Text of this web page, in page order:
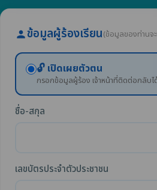
personข้อมูลผู้ร้องเรียน(ข้อมูลของท่านจ
🔓 เปิดเผยตัวตน
กรอกข้อมูลผู้ร้อง เจ้าหน้าที่ติดต่อกลับไ
ชื่อ-สกุล
เลขบัตรประจำตัวประชาชน